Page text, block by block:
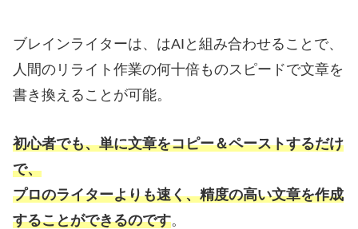
ブレインライターは、はAIと組み合わせることで、
人間のリライト作業の何十倍ものスピードで文章を
書き換えることが可能。
初心者でも、単に文章をコピー＆ペーストするだけ
で、
プロのライターよりも速く、精度の高い文章を作成
することができるのです。